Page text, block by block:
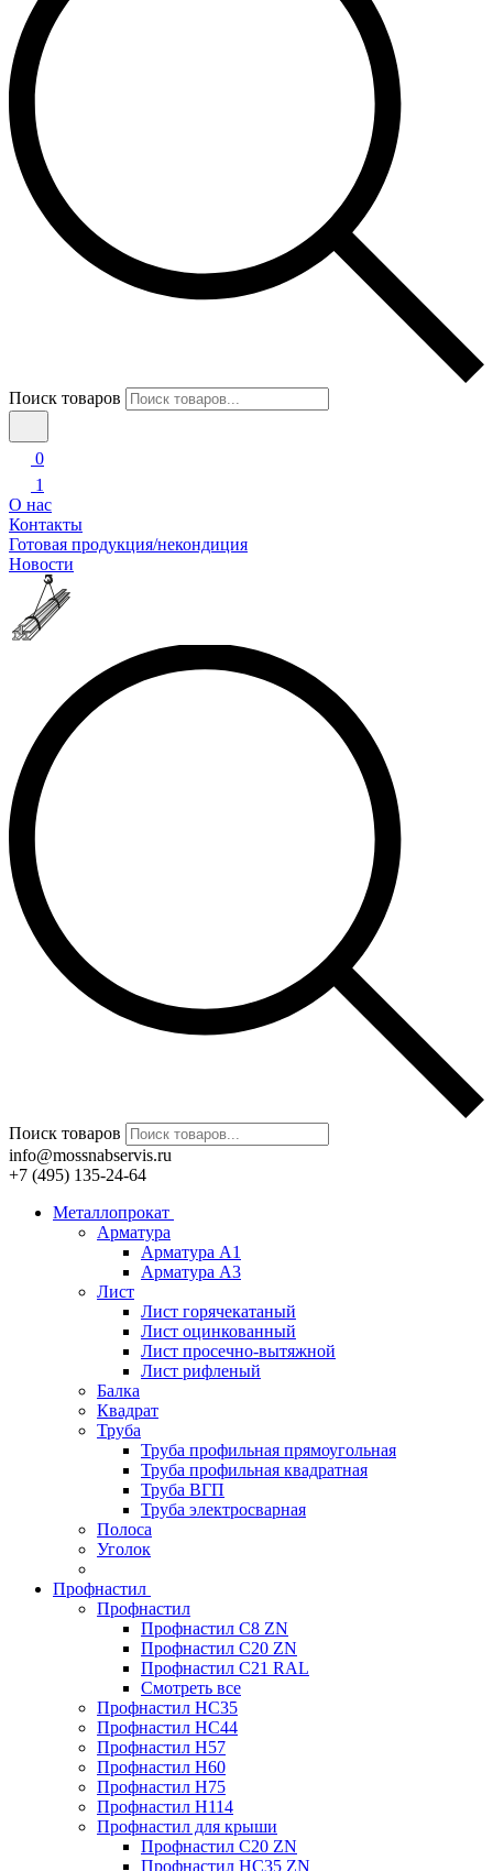
Поиск товаров
0
1
О нас
Контакты
Готовая продукция/некондиция
Новости
Поиск товаров
info@mossnabservis.ru
+7 (495) 135-24-64
Металлопрокат
Арматура
Арматура А1
Арматура А3
Лист
Лист горячекатаный
Лист оцинкованный
Лист просечно-вытяжной
Лист рифленый
Балка
Квадрат
Труба
Труба профильная прямоугольная
Труба профильная квадратная
Труба ВГП
Труба электросварная
Полоса
Уголок
Профнастил
Профнастил
Профнастил С8 ZN
Профнастил С20 ZN
Профнастил С21 RAL
Смотреть все
Профнастил HC35
Профнастил HC44
Профнастил H57
Профнастил H60
Профнастил H75
Профнастил H114
Профнастил для крыши
Профнастил С20 ZN
Профнастил НС35 ZN